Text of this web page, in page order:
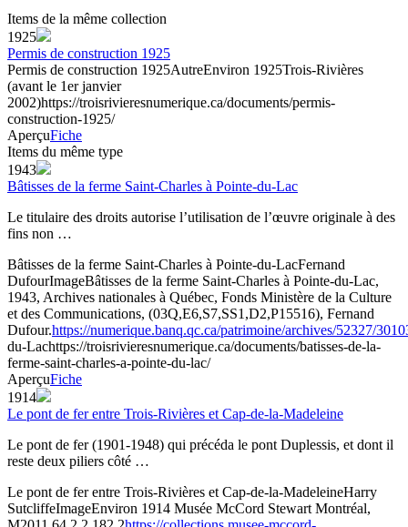
Items de la même collection
1925
Permis de construction 1925
Permis de construction 1925AutreEnviron 1925Trois-Rivières
(avant le 1er janvier
2002)https://troisrivieresnumerique.ca/documents/permis-
construction-1925/
AperçuFiche
Items du même type
1943
Bâtisses de la ferme Saint-Charles à Pointe-du-Lac
Le titulaire des droits autorise l’utilisation de l’œuvre originale à des
fins non …
Bâtisses de la ferme Saint-Charles à Pointe-du-LacFernand
DufourImageBâtisses de la ferme Saint-Charles à Pointe-du-Lac,
1943, Archives nationales à Québec, Fonds Ministère de la Culture
et des Communications, (03Q,E6,S7,SS1,D2,P15516), Fernand
Dufour.https://numerique.banq.qc.ca/patrimoine/archives/52327/
du-Lachttps://troisrivieresnumerique.ca/documents/batisses-de-la-
ferme-saint-charles-a-pointe-du-lac/
AperçuFiche
1914
Le pont de fer entre Trois-Rivières et Cap-de-la-Madeleine
Le pont de fer (1901-1948) qui précéda le pont Duplessis, et dont il
reste deux piliers côté …
Le pont de fer entre Trois-Rivières et Cap-de-la-MadeleineHarry
SutcliffeImageEnviron 1914 Musée McCord Stewart Montréal,